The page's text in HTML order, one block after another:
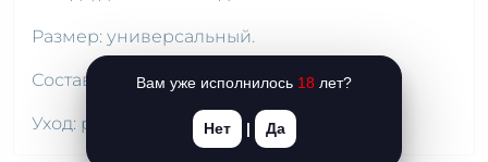
Размер: универсальный.
Состав: полиамид — 90 %; эластан — 10 %.
Уход: ручная стирка.
Вам уже исполнилось 18 лет?
Нет | Да